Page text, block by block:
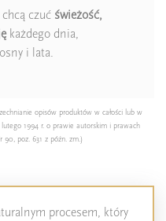
czuć świeżość,
każdego dnia,
i lata.
opisów produktów w całości lub w
1994 r. o prawie autorskim i prawach
poz. 631 z późn. zm.)
procesem, który